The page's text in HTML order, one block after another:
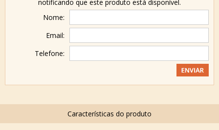
notificando que este produto está disponível.
Nome:
Email:
Telefone: